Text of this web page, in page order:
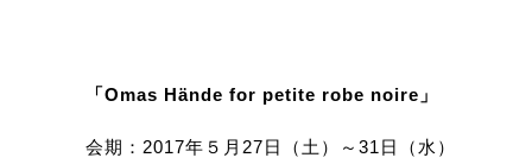
「Omas Hände for petite robe noire」
会期：2017年５月27日（土）～31日（水）